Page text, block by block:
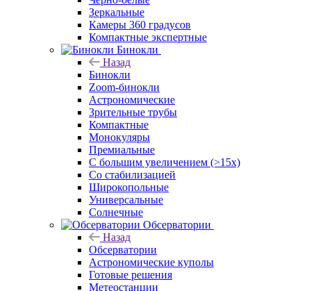
Зеркальные
Камеры 360 градусов
Компактные экспертные
Бинокли
Назад
Бинокли
Zoom-бинокли
Астрономические
Зрительные трубы
Компактные
Монокуляры
Премиальные
С большим увеличением (>15x)
Со стабилизацией
Широкопольные
Универсальные
Солнечные
Обсерватории
Назад
Обсерватории
Астрономические куполы
Готовые решения
Метеостанции